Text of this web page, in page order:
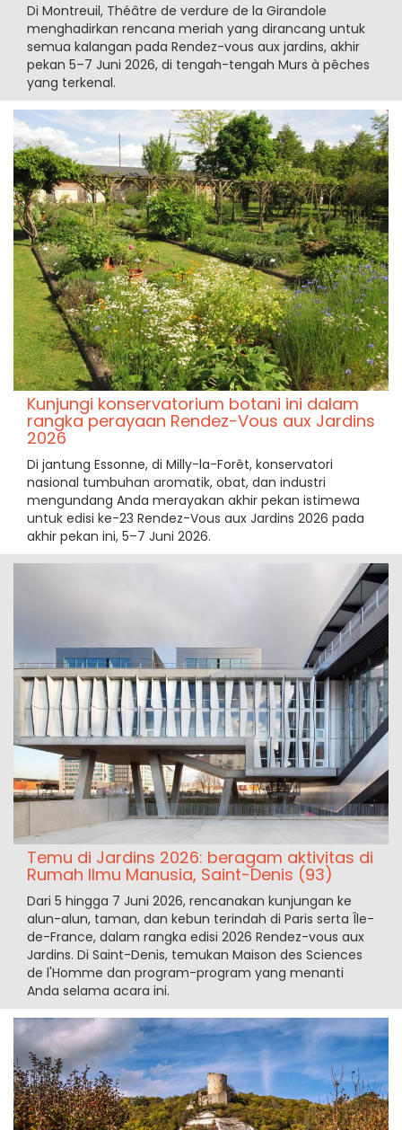
Di Montreuil, Théâtre de verdure de la Girandole
menghadirkan rencana meriah yang dirancang untuk
semua kalangan pada Rendez-vous aux jardins, akhir
pekan 5–7 Juni 2026, di tengah-tengah Murs à pêches
yang terkenal.
Kunjungi konservatorium botani ini dalam
rangka perayaan Rendez-Vous aux Jardins
2026
Di jantung Essonne, di Milly-la-Forêt, konservatori
nasional tumbuhan aromatik, obat, dan industri
mengundang Anda merayakan akhir pekan istimewa
untuk edisi ke-23 Rendez-Vous aux Jardins 2026 pada
akhir pekan ini, 5–7 Juni 2026.
Temu di Jardins 2026: beragam aktivitas di
Rumah Ilmu Manusia, Saint-Denis (93)
Dari 5 hingga 7 Juni 2026, rencanakan kunjungan ke
alun-alun, taman, dan kebun terindah di Paris serta Île-
de-France, dalam rangka edisi 2026 Rendez-vous aux
Jardins. Di Saint-Denis, temukan Maison des Sciences
de l'Homme dan program-program yang menanti
Anda selama acara ini.